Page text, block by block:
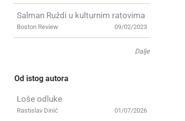
Salman Ruždi u kulturnim ratovima
09/02/2023
Boston Review
Dalje
Od istog autora
Loše odluke
01/07/2026
Rastislav Dinić